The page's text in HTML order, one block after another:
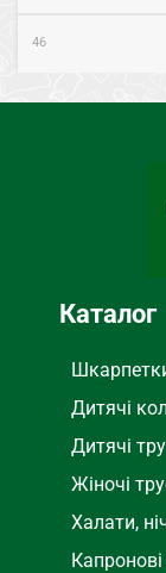
46
СОСТАВ
Каталог
Дитячі
Дитячі
Жіночі
Халати,